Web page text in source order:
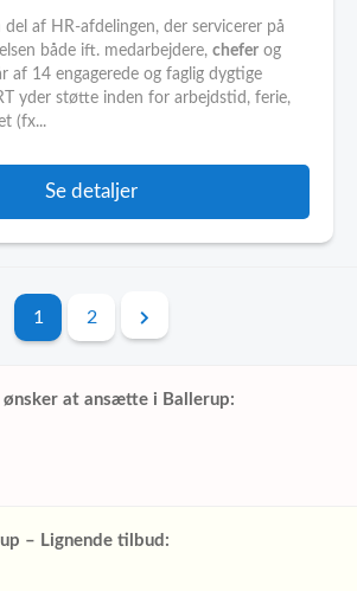
af HR-afdelingen, der servicerer på
både ift. medarbejdere, chefer og
af 14 engagerede og faglig dygtige
yder støtte inden for arbejdstid, ferie,
(fx...
Se detaljer
1 2
at ansætte i Ballerup:
– Lignende tilbud: